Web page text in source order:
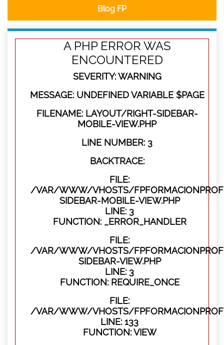
Blog FP
A PHP ERROR WAS
ENCOUNTERED
SEVERITY: WARNING
MESSAGE: UNDEFINED VARIABLE $PAGE
FILENAME: LAYOUT/RIGHT-SIDEBAR-
MOBILE-VIEW.PHP
LINE NUMBER: 3
BACKTRACE:
FILE:
/VAR/WWW/VHOSTS/
SIDEBAR-MOBILE-VIEW.PHP
LINE: 3
FUNCTION: _ERROR_HANDLER
FILE:
/VAR/WWW/VHOSTS/
SIDEBAR-VIEW.PHP
LINE: 3
FUNCTION: REQUIRE_ONCE
FILE:
/VAR/WWW/VHOSTS/
LINE: 133
FUNCTION: VIEW